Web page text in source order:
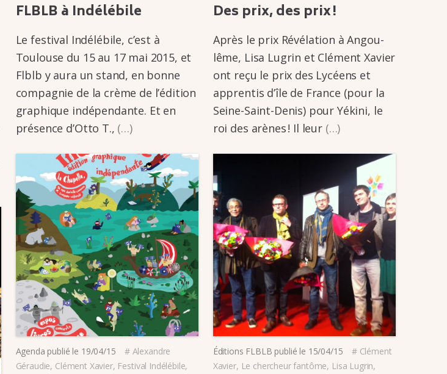
FLBLB à Indé­lé­bile
Le festi­­val Indé­­lé­­bile, c’est à
Toulouse du 15 au 17 mai 2015, et
Flblb y aura un stand, en bonne
compa­­gnie de la crème de l’édi­­tion
graphique indé­­pen­­dante. Et en
présence d’Otto T., (…)
Agenda publié le 19/04/15 # Alexandre
Géraudie, Clément Xavier, Festival Indélébile,
Des prix, des prix !
Après le prix Révé­­la­­tion à Angou­­
lême, Lisa Lugrin et Clément Xavier
ont reçu le prix des Lycéens et
appren­­tis d’île de France (pour la
Seine-Saint-Denis) pour Yékini, le
roi des arènes ! Il leur (…)
Éditions FLBLB publié le 15/04/15 # Clément
Xavier, Le chercheur fantôme, Lisa Lugrin,